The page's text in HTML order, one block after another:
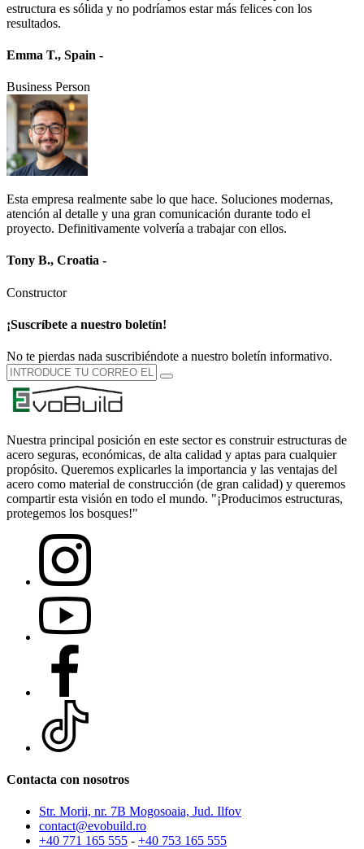
estructura es sólida y no podríamos estar más felices con los
resultados.
Emma T., Spain -
Business Person
Esta empresa realmente sabe lo que hace. Soluciones modernas,
atención al detalle y una gran comunicación durante todo el
proyecto. Definitivamente volvería a trabajar con ellos.
Tony B., Croatia -
Constructor
¡Suscríbete a nuestro boletín!
No te pierdas nada suscribiéndote a nuestro boletín informativo.
Nuestra principal posición en este sector es construir estructuras de
acero seguras, económicas, de alta calidad y aptas para cualquier
propósito. Queremos explicarles la importancia y las ventajas del
acero como material de construcción (de gran calidad) y queremos
compartir esta visión en todo el mundo. "¡Producimos estructuras,
protegemos los bosques!"
Contacta con nosotros
Str. Morii, nr. 7B Mogosoaia, Jud. Ilfov
contact@evobuild.ro
+40 771 165 555 - +40 753 165 555